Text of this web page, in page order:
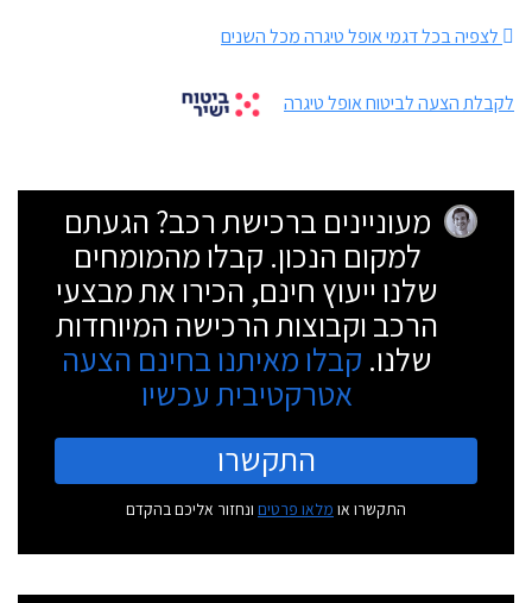
לצפיה בכל דגמי אופל טיגרה מכל השנים
לקבלת הצעה לביטוח אופל טיגרה
מעוניינים ברכישת רכב? הגעתם
למקום הנכון. קבלו מהמומחים
שלנו ייעוץ חינם, הכירו את מבצעי
הרכב וקבוצות הרכישה המיוחדות
שלנו. קבלו מאיתנו בחינם הצעה
אטרקטיבית עכשיו
התקשרו
התקשרו או מלאו פרטים ונחזור אליכם בהקדם